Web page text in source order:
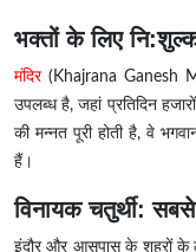
भक्तों के लिए
मंदिर(Khajrana Ganesh
उपलब्ध है, जहां प्रतिदिन
की मन्नत पूरी होती है, वे
हैं।
विनायक चतुर्थी:
इंदौर और आसपास के शहरों के